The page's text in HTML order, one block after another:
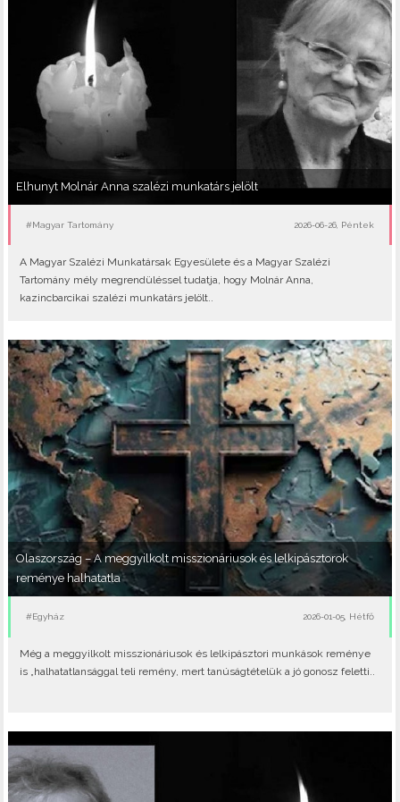
Elhunyt Molnár Anna szalézi munkatárs jelölt
#Magyar Tartomány 2026-06-26, Péntek
A Magyar Szalézi Munkatársak Egyesülete és a Magyar Szalézi
Tartomány mély megrendüléssel tudatja, hogy Molnár Anna,
kazincbarcikai szalézi munkatárs jelölt..
Olaszország – A meggyilkolt misszionáriusok és lelkipásztorok
reménye halhatatla
#Egyház 2026-01-05, Hétfő
Még a meggyilkolt misszionáriusok és lelkipásztori munkások reménye
is „halhatatlansággal teli remény, mert tanúságtételük a jó gonosz feletti..